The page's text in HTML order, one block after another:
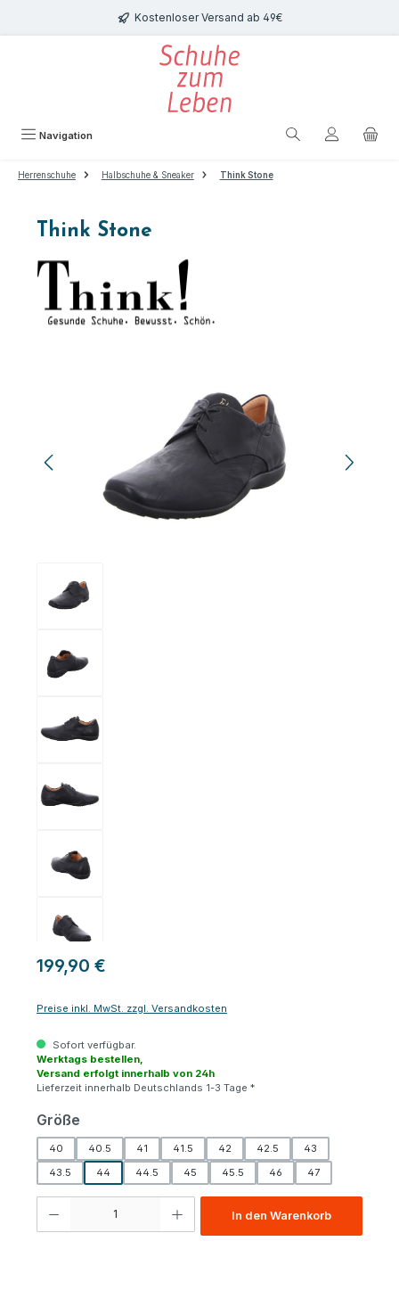
Zum Hauptinhalt springen Kostenloser Versand ab 49€
Navigation
Herrenschuhe Halbschuhe & Sneaker Think Stone
Think Stone
199,90 €
Preise inkl. MwSt. zzgl. Versandkosten
Sofort verfügbar.
Werktags bestellen,
Versand erfolgt innerhalb von 24h
Lieferzeit innerhalb Deutschlands 1-3 Tage *
Größe
40 40.5 41 41.5 42 42.5
43
43.5
44 44.5 45 45.5 46 47
Produkt Anzahl: Gib den gewünschten Wert ein oder benutze die
In den Warenkorb